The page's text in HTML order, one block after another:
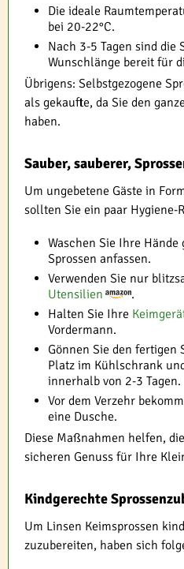
Die ideale
bei 20-22°C.
Nach 3-5 Tagen sind die
Wunschlänge bereit für
Übrigens: Selbstgezogene
als gekaufte, da Sie den
haben.
Sauber, sauberer,
Um ungebetene Gäste in
sollten Sie ein paar Hygiene-
Waschen Sie Ihre
Sprossen anfassen.
Verwenden Sie nur
Utensilien
.
Halten Sie Ihre
Vordermann.
Gönnen Sie den fertigen
Platz im Kühlschrank
innerhalb von 2-3 Tagen.
Vor dem Verzehr
eine Dusche.
Diese Maßnahmen helfen,
sicheren Genuss für Ihre
Kindgerechte
Um Linsen Keimsprossen
zuzubereiten, haben sich